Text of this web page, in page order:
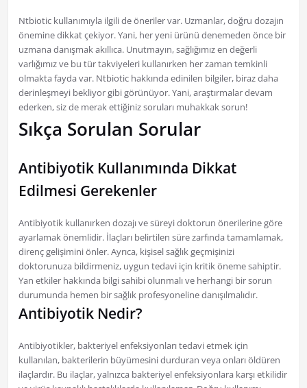
Ntbiotic kullanımıyla ilgili de öneriler var. Uzmanlar, doğru dozajın
önemine dikkat çekiyor. Yani, her yeni ürünü denemeden önce bir
uzmana danışmak akıllıca. Unutmayın, sağlığımız en değerli
varlığımız ve bu tür takviyeleri kullanırken her zaman temkinli
olmakta fayda var. Ntbiotic hakkında edinilen bilgiler, biraz daha
derinleşmeyi bekliyor gibi görünüyor. Yani, araştırmalar devam
ederken, siz de merak ettiğiniz soruları muhakkak sorun!
Sıkça Sorulan Sorular
Antibiyotik Kullanımında Dikkat
Edilmesi Gerekenler
Antibiyotik kullanırken dozajı ve süreyi doktorun önerilerine göre
ayarlamak önemlidir. İlaçları belirtilen süre zarfında tamamlamak,
direnç gelişimini önler. Ayrıca, kişisel sağlık geçmişinizi
doktorunuza bildirmeniz, uygun tedavi için kritik öneme sahiptir.
Yan etkiler hakkında bilgi sahibi olunmalı ve herhangi bir sorun
durumunda hemen bir sağlık profesyoneline danışılmalıdır.
Antibiyotik Nedir?
Antibiyotikler, bakteriyel enfeksiyonları tedavi etmek için
kullanılan, bakterilerin büyümesini durduran veya onları öldüren
ilaçlardır. Bu ilaçlar, yalnızca bakteriyel enfeksiyonlara karşı etkilidir